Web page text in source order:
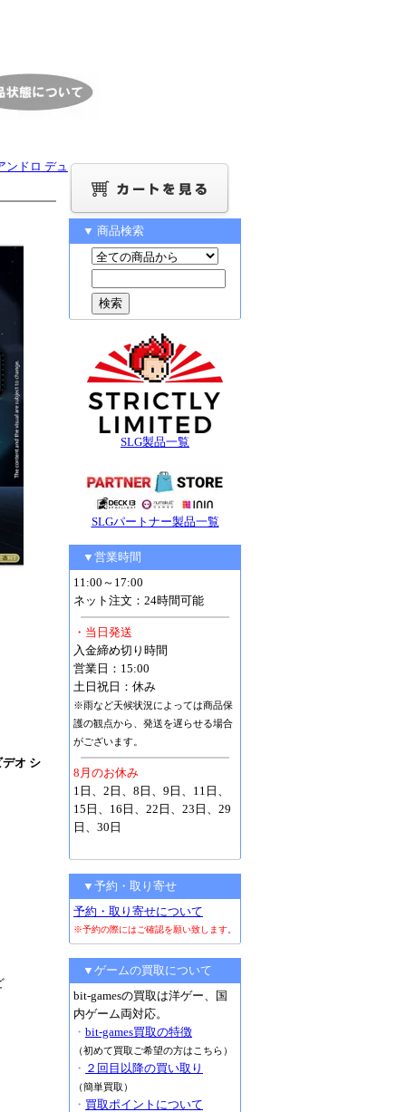
ンドロ デュ
オ シ
▼ 商品検索
SLG製品一覧
SLGパートナー製品一覧
▼営業時間
11:00～17:00
ネット注文：24時間可能
・当日発送
入金締め切り時間
営業日：15:00
土日祝日：休み
※雨など天候状況によっては商品保
護の観点から、発送を遅らせる場合
がございます。
8月のお休み
1日、2日、8日、9日、11日、
15日、16日、22日、23日、29
日、30日
▼予約・取り寄せ
予約・取り寄せについて
※予約の際にはご確認を願い致します。
▼ゲームの買取について
bit-gamesの買取は洋ゲー、国
内ゲーム両対応。
・ bit-games買取の特徴
（初めて買取ご希望の方はこちら）
・ ２回目以降の買い取り
（簡単買取）
・ 買取ポイントについて